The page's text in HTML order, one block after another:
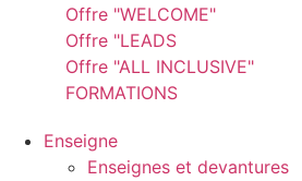
Offre "WELCOME"
Offre "LEADS
Offre "ALL INCLUSIVE"
FORMATIONS
Enseigne
Enseignes et devantures